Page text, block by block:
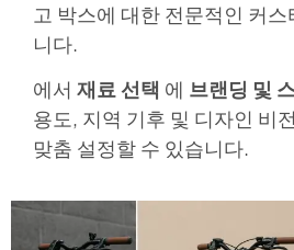
고 박스에 대한 전문적인 커
니다.
에서 재료 선택 에 브랜딩 및
용도, 지역 기후 및 디자인 비
맞춤 설정할 수 있습니다.